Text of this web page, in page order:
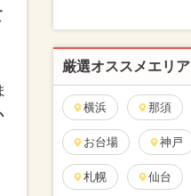
厳選オススメエリア
横浜 那須
お台場 神戸
札幌 仙台